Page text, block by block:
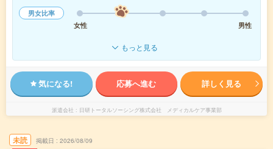
男女比率
女性
男性
もっと見る
気になる! 応募へ進む 詳しく見る
派遣会社 日研トータルソーシング株式会社 メディカルケア事業部
未読 掲載日 2026/08/09